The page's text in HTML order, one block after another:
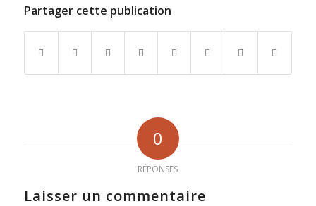
Partager cette publication
0
RÉPONSES
Laisser un commentaire